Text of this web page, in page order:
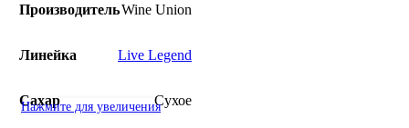
Нажмите для увеличения
ПроизводительWine Union
Линейка Live Legend
Сахар Сухое